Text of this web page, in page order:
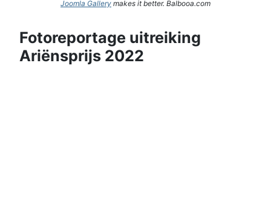
Joomla Gallery makes it better. Balbooa.com
Fotoreportage uitreiking
Ariënsprijs 2022